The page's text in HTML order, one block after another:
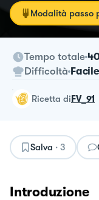
Modalità passo
Tempo totale
Difficoltà Facile
ricetta diFV_91
Salva · 3
Introduzione